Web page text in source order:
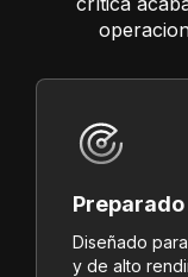
Diseñado
y de alto